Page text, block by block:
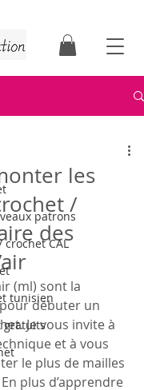
patrons
CAL
tunisien
gratuits
les
/
des
(ml) sont la
débuter un
Je vous invite à
et à vous
le plus de mailles
plus d’apprendre